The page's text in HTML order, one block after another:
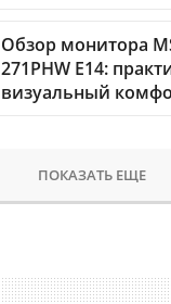
Обзор монитора
271PHW E14:
визуальный
ПОКАЗАТЬ ЕЩЕ